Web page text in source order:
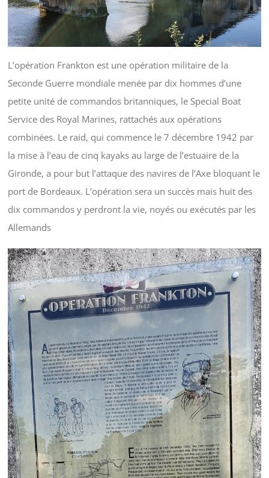
L’opération Frankton est une opération militaire de la
Seconde Guerre mondiale menée par dix hommes d’une
petite unité de commandos britanniques, le Special Boat
Service des Royal Marines, rattachés aux opérations
combinées. Le raid, qui commence le 7 décembre 1942 par
la mise à l’eau de cinq kayaks au large de l’estuaire de la
Gironde, a pour but l’attaque des navires de l’Axe bloquant le
port de Bordeaux. L’opération sera un succès mais huit des
dix commandos y perdront la vie, noyés ou exécutés par les
Allemands